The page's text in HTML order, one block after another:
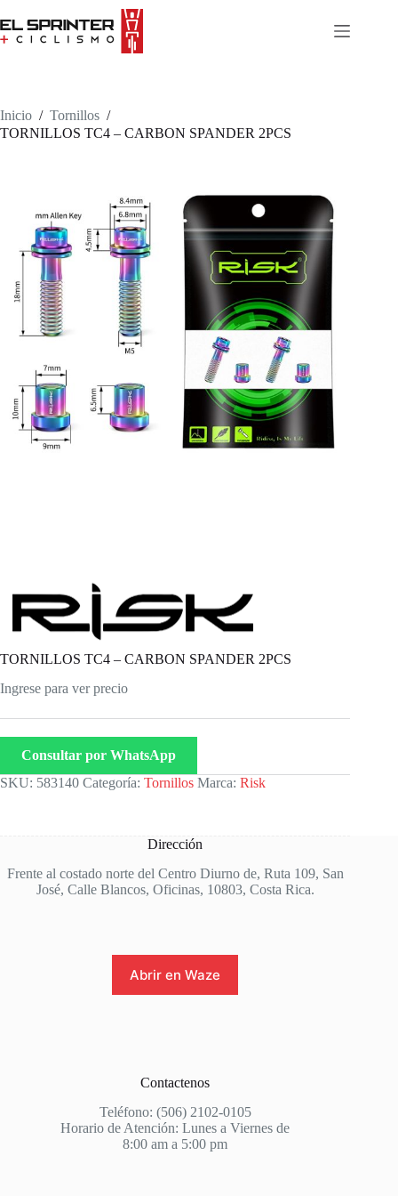
to
content
Inicio / Tornillos /
TORNILLOS TC4 – CARBON SPANDER 2PCS
TORNILLOS TC4 – CARBON SPANDER 2PCS
Ingrese para ver precio
Consultar por WhatsApp
SKU: 583140 Categoría: Tornillos Marca: Risk
Dirección
Frente al costado norte del Centro Diurno de, Ruta 109, San
José, Calle Blancos, Oficinas, 10803, Costa Rica.
Abrir en Waze
Contactenos
Teléfono: (506) 2102-0105
Horario de Atención: Lunes a Viernes de
8:00 am a 5:00 pm